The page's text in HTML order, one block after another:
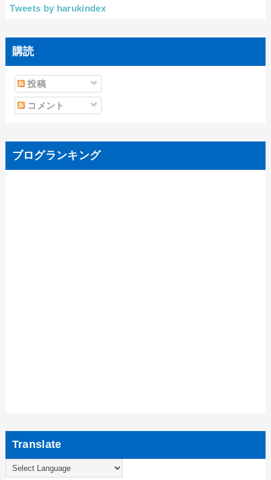
Tweets by harukindex
購読
投稿
コメント
ブログランキング
Translate